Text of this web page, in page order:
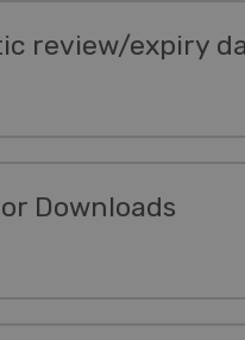
review/expiry
Downloads